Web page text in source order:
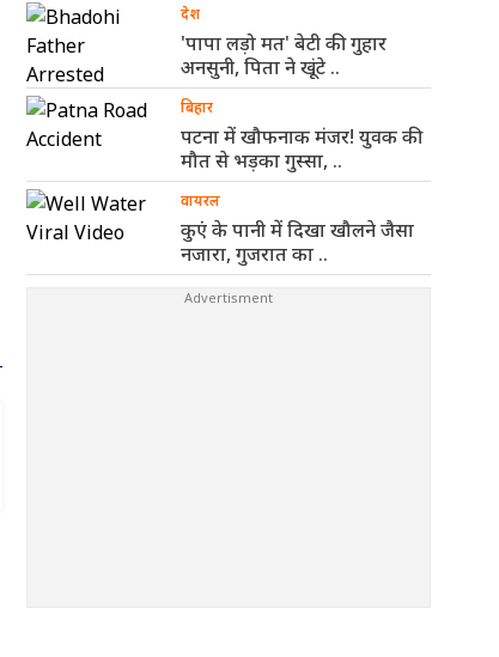
देश
'पापा लड़ो मत' बेटी की गुहार
अनसुनी, पिता ने खूंटे ..
बिहार
पटना में खौफनाक मंजर! युवक की
मौत से भड़का गुस्सा, ..
वायरल
कुएं के पानी में दिखा खौलने जैसा
नजारा, गुजरात का ..